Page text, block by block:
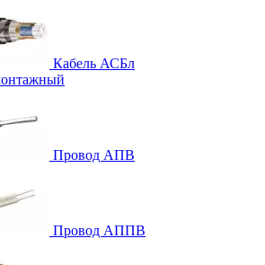
Кабель АСБл
Провод АПВ
Провод АППВ